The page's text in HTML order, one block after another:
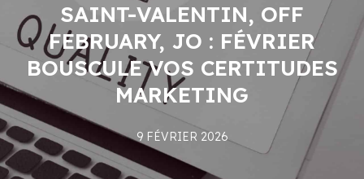
SAINT-VALENTIN, OFF
FEBRUARY, JO : FÉVRIER
BOUSCULE VOS CERTITUDES
MARKETING
9 FÉVRIER 2026